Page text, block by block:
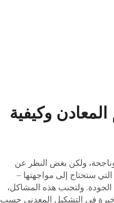
وكيفية
ولكن بغض النظر عن
التي ستحتاج إلى مواجهتها –
ولتجنب هذه المشاكل،
خبرة في التشكيل المعدني حسب